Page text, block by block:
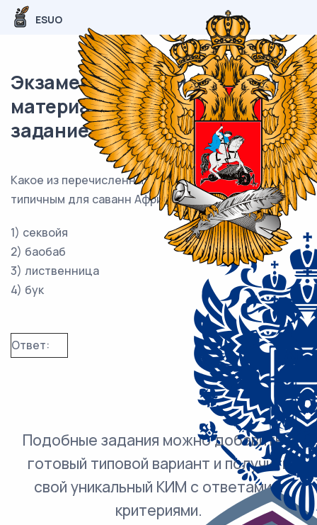
ESUO
Экзаменационный (типовой)
материал ОГЭ / География / 01
задание (24) / 46
Какое из перечисленных растений является
типичным для саванн Африки?
1) секвойя
2) баобаб
3) лиственница
4) бук
Ответ:
Подобные задания можно добавить в
готовый типовой вариант и получить
свой уникальный КИМ с ответами и
критериями.